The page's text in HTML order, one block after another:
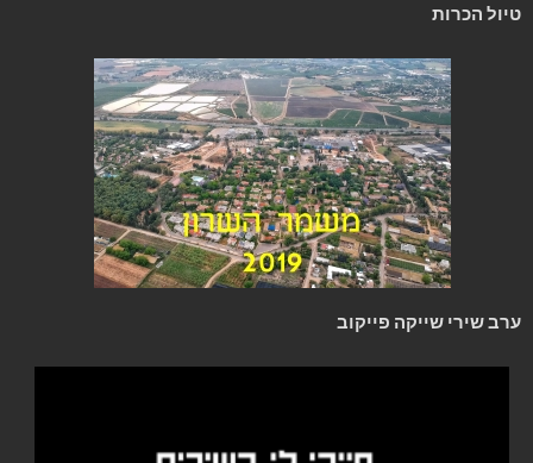
טיול הכרות
ערב שירי שייקה פייקוב